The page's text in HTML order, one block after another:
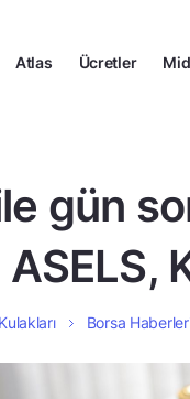
Atlas Ücretler
gün
ASELS,
Borsa